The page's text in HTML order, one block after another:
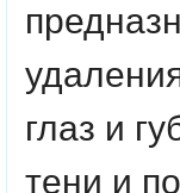
глаз и
тени и